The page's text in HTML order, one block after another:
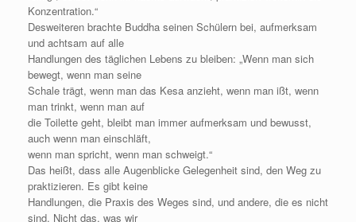
Konzentration.“
Desweiteren brachte Buddha seinen Schülern bei, aufmerksam
und achtsam auf alle
Handlungen des täglichen Lebens zu bleiben: „Wenn man sich
bewegt, wenn man seine
Schale trägt, wenn man das Kesa anzieht, wenn man ißt, wenn
man trinkt, wenn man auf
die Toilette geht, bleibt man immer aufmerksam und bewusst,
auch wenn man einschläft,
wenn man spricht, wenn man schweigt.“
Das heißt, dass alle Augenblicke Gelegenheit sind, den Weg zu
praktizieren. Es gibt keine
Handlungen, die Praxis des Weges sind, und andere, die es nicht
sind. Nicht das, was wir